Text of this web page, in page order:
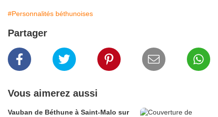
#Personnalités béthunoises
Partager
Vous aimerez aussi
Vauban de Béthune à Saint-Malo sur